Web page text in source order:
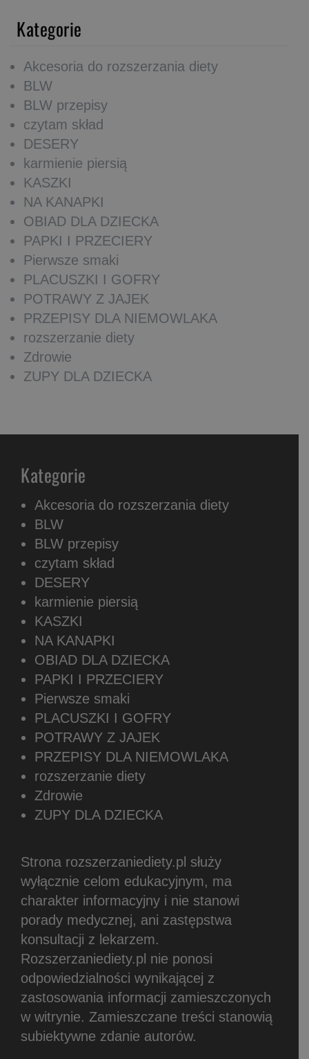
Kategorie
Akcesoria do rozszerzania diety
BLW
BLW przepisy
czytam skład
DESERY
karmienie piersią
KASZKI
NA KANAPKI
OBIAD DLA DZIECKA
PAPKI I PRZECIERY
Pierwsze smaki
PLACUSZKI I GOFRY
POTRAWY Z JAJEK
PRZEPISY DLA NIEMOWLAKA
rozszerzanie diety
Zdrowie
ZUPY DLA DZIECKA
Kategorie
Akcesoria do rozszerzania diety
BLW
BLW przepisy
czytam skład
DESERY
karmienie piersią
KASZKI
NA KANAPKI
OBIAD DLA DZIECKA
PAPKI I PRZECIERY
Pierwsze smaki
PLACUSZKI I GOFRY
POTRAWY Z JAJEK
PRZEPISY DLA NIEMOWLAKA
rozszerzanie diety
Zdrowie
ZUPY DLA DZIECKA
Strona rozszerzaniediety.pl służy
wyłącznie celom edukacyjnym, ma
charakter informacyjny i nie stanowi
porady medycznej, ani zastępstwa
konsultacji z lekarzem.
Rozszerzaniediety.pl nie ponosi
odpowiedzialności wynikającej z
zastosowania informacji zamieszczonych
w witrynie. Zamieszczane treści stanowią
subiektywne zdanie autorów.